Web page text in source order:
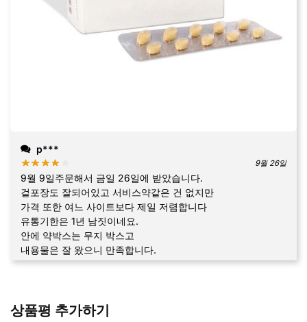
p***
9월 26일
9월 9일주문해서 금일 26일에 받았습니다.
겉포장도 잘되어있고 서비스약같은 건 없지만
가격 또한 여느 사이트보다 제일 저렴합니다
유통기한은 1년 남짓이네요.
안에 약박스는 무지 박스고
내용물은 잘 왔으니 만족합니다.
상품평 추가하기